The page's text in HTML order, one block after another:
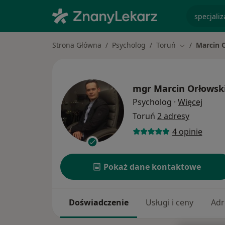
Strona Główna Psycholog Toruń Zmień miasto
Marcin
mgr Marcin
Psycholog · Więcej
Toruń 2 adresy
4 opinie
Pokaż dane kontaktowe
Doświadczenie Usługi i ceny